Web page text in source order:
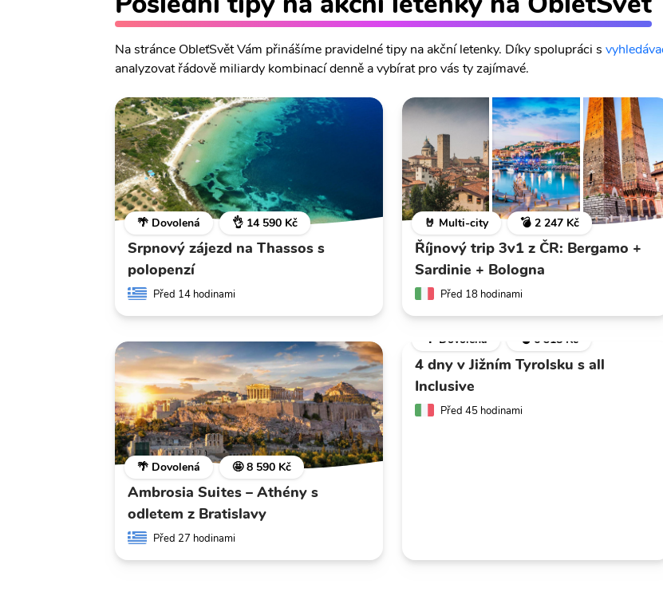
Na stránce ObleťSvět Vám přinášíme pravidelné tipy na akční letenky. Díky spolupráci s
analyzovat řádově miliardy kombinací denně a vybírat pro vás ty zajímavé.
🌴 Dovolená 👌 14 590 Kč
Srpnový zájezd na Thassos s
polopenzí
Před 14 hodinami
🤘 Multi-city 💣 2 247 Kč
Říjnový trip 3v1 z ČR: Bergamo +
Sardinie + Bologna
Před 18 hodinami
🌴 Dovolená 🤩 8 590 Kč
Ambrosia Suites – Athény s
odletem z Bratislavy
Před 27 hodinami
🌴 Dovolená 💣 6 318 Kč
4 dny v Jižním Tyrolsku s all
Inclusive
Před 45 hodinami